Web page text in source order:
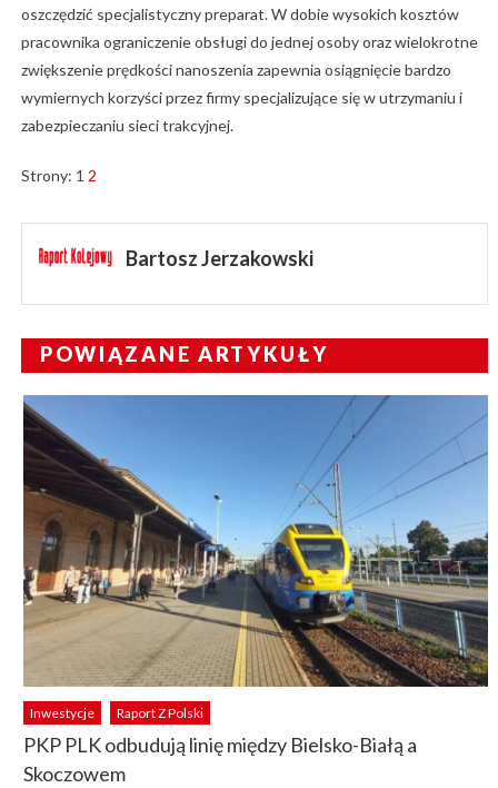
oszczędzić specjalistyczny preparat. W dobie wysokich kosztów
pracownika ograniczenie obsługi do jednej osoby oraz wielokrotne
zwiększenie prędkości nanoszenia zapewnia osiągnięcie bardzo
wymiernych korzyści przez firmy specjalizujące się w utrzymaniu i
zabezpieczaniu sieci trakcyjnej.
Strony: 1 2
Bartosz Jerzakowski
POWIĄZANE ARTYKUŁY
Inwestycje Raport Z Polski
PKP PLK odbudują linię między Bielsko-Białą a
Skoczowem